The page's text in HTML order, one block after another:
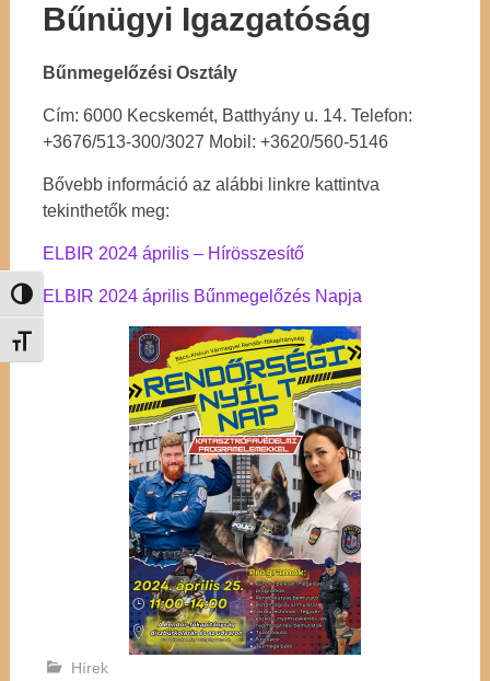
Nagy kontraszt váltása
Betűméret váltása
Bűnügyi Igazgatóság
Bűnmegelőzési Osztály
Cím: 6000 Kecskemét, Batthyány u. 14. Telefon:
+3676/513-300/3027 Mobil: +3620/560-5146
Bővebb információ az alábbi linkre kattintva
tekinthetők meg:
ELBIR 2024 április – Hírösszesítő
ELBIR 2024 április Bűnmegelőzés Napja
Hírek